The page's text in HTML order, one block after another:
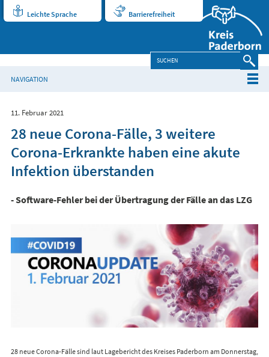
Leichte Sprache Barrierefreiheit
NAVIGATION
11. Februar 2021
28 neue Corona-Fälle, 3 weitere
Corona-Erkrankte haben eine akute
Infektion überstanden
- Software-Fehler bei der Übertragung der Fälle an das LZG
28 neue Corona-Fälle sind laut Lagebericht des Kreises Paderborn am Donnerstag,